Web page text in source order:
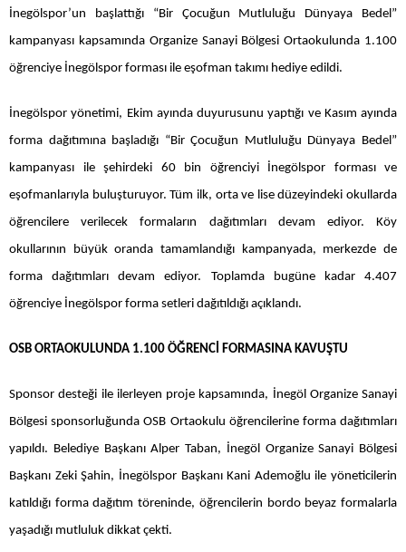
İnegölspor’un başlattığı “Bir Çocuğun Mutluluğu Dünyaya Bedel”
kampanyası kapsamında Organize Sanayi Bölgesi Ortaokulunda 1.100
öğrenciye İnegölspor forması ile eşofman takımı hediye edildi.
İnegölspor yönetimi, Ekim ayında duyurusunu yaptığı ve Kasım ayında
forma dağıtımına başladığı “Bir Çocuğun Mutluluğu Dünyaya Bedel”
kampanyası ile şehirdeki 60 bin öğrenciyi İnegölspor forması ve
eşofmanlarıyla buluşturuyor. Tüm ilk, orta ve lise düzeyindeki okullarda
öğrencilere verilecek formaların dağıtımları devam ediyor. Köy
okullarının büyük oranda tamamlandığı kampanyada, merkezde de
forma dağıtımları devam ediyor. Toplamda bugüne kadar 4.407
öğrenciye İnegölspor forma setleri dağıtıldığı açıklandı.
OSB ORTAOKULUNDA 1.100 ÖĞRENCİ FORMASINA KAVUŞTU
Sponsor desteği ile ilerleyen proje kapsamında, İnegöl Organize Sanayi
Bölgesi sponsorluğunda OSB Ortaokulu öğrencilerine forma dağıtımları
yapıldı. Belediye Başkanı Alper Taban, İnegöl Organize Sanayi Bölgesi
Başkanı Zeki Şahin, İnegölspor Başkanı Kani Ademoğlu ile yöneticilerin
katıldığı forma dağıtım töreninde, öğrencilerin bordo beyaz formalarla
yaşadığı mutluluk dikkat çekti.